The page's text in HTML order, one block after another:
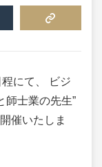
FEEDLY
にて、 ビジ
師士業の先生”
催いたしま